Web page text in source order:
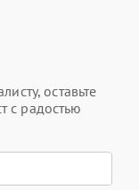
оставьте
с радостью